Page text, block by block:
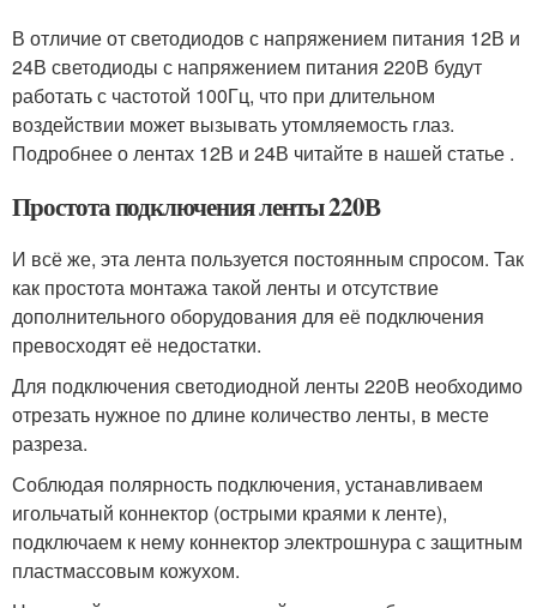
В отличие от светодиодов с напряжением питания 12В и
24В светодиоды с напряжением питания 220В будут
работать с частотой 100Гц, что при длительном
воздействии может вызывать утомляемость глаз.
Подробнее о лентах 12В и 24В читайте в нашей статье .
Простота подключения ленты 220В
И всё же, эта лента пользуется постоянным спросом. Так
как простота монтажа такой ленты и отсутствие
дополнительного оборудования для её подключения
превосходят её недостатки.
Для подключения светодиодной ленты 220В необходимо
отрезать нужное по длине количество ленты, в месте
разреза.
Соблюдая полярность подключения, устанавливаем
игольчатый коннектор (острыми краями к ленте),
подключаем к нему коннектор электрошнура с защитным
пластмассовым кожухом.